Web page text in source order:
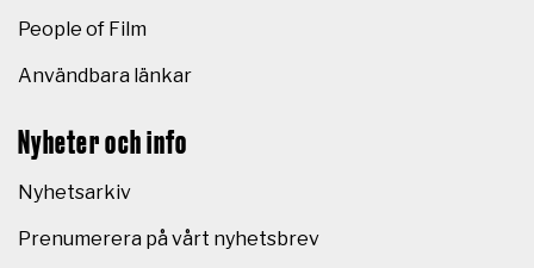
People of Film
Användbara länkar
Nyheter och info
Nyhetsarkiv
Prenumerera på vårt nyhetsbrev